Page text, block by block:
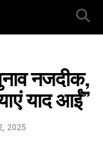
नजदीक,
याद आईं”
2025